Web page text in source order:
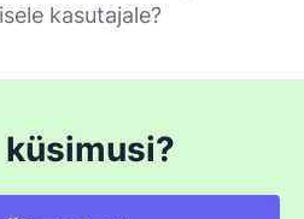
kasutajale?
küsimusi?